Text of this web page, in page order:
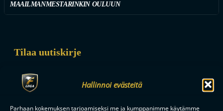
Hallinnoi evästeitä
Parhaan kokemuksen tarjoamiseksi me ja kumppanimme käytämme
MAAILMANMESTARINKIN OULUUN
Tilaa uutiskirje
ratkaisuhetkiin asti.